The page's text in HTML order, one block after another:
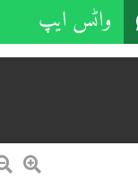
واٹس ایپ